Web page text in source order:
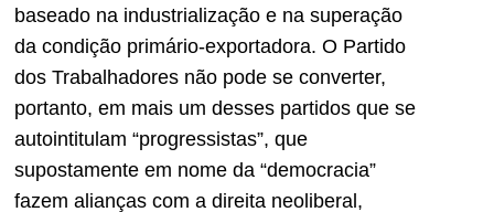
baseado na industrialização e na superação
da condição primário-exportadora. O Partido
dos Trabalhadores não pode se converter,
portanto, em mais um desses partidos que se
autointitulam “progressistas”, que
supostamente em nome da “democracia”
fazem alianças com a direita neoliberal,